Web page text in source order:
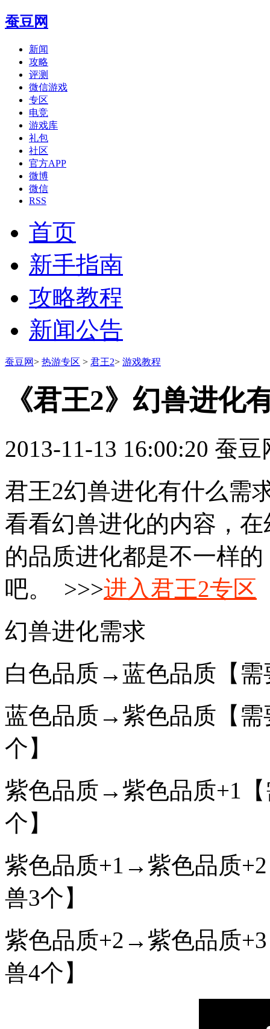
蚕豆网
新闻
攻略
评测
微信游戏
专区
电竞
游戏库
礼包
社区
官方APP
微博
微信
RSS
首页
新手指南
攻略教程
新闻公告
蚕豆网> 热游专区 > 君王2> 游戏教程
《君王2》幻兽进化
2013-11-13 16:00:20 蚕豆
君王2幻兽进化有什么需
看看幻兽进化的内容，
的品质进化都是不一样
吧。 >>>进入君王2专区
幻兽进化需求
白色品质→蓝色品质【需
蓝色品质→紫色品质【需
个】
紫色品质→紫色品质+1【
个】
紫色品质+1→紫色品质
兽3个】
紫色品质+2→紫色品质
兽4个】